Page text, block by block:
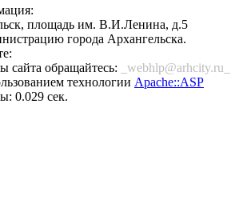
площадь им. В.И.Ленина, д.5
города Архангельска.
сайта обращайтесь:
_webhlp@arhcity.ru_
технологии Apache::ASP
0.029 сек.